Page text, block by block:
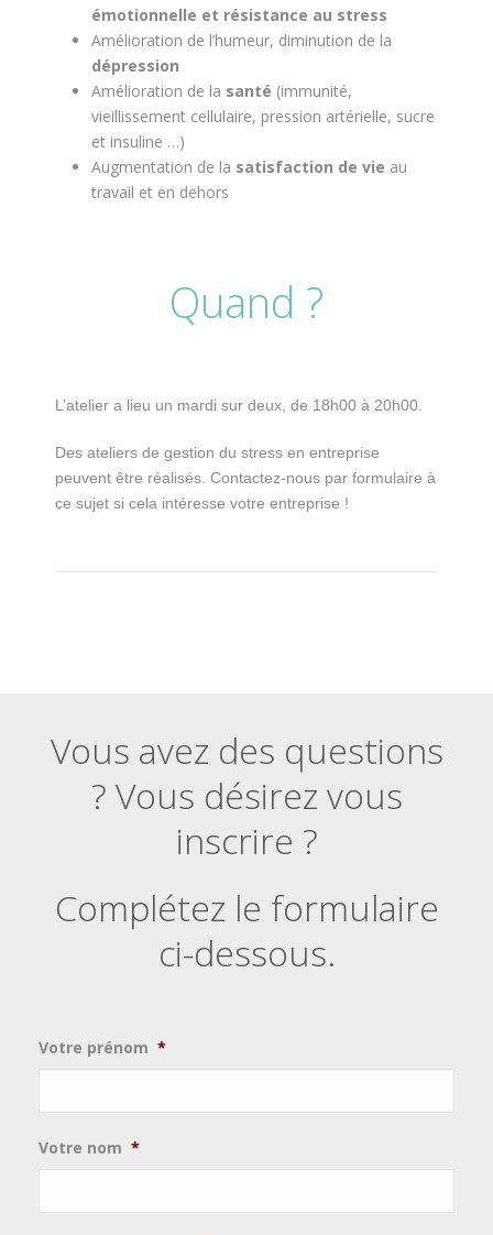
émotionnelle et résistance au stress
Amélioration de l’humeur, diminution de la
dépression
Amélioration de la santé (immunité,
vieillissement cellulaire, pression artérielle, sucre
et insuline …)
Augmentation de la satisfaction de vie au
travail et en dehors
Quand ?
L’atelier a lieu un mardi sur deux, de 18h00 à 20h00.
Des ateliers de gestion du stress en entreprise
peuvent être réalisés. Contactez-nous par formulaire à
ce sujet si cela intéresse votre entreprise !
Vous avez des questions
? Vous désirez vous
inscrire ?
Complétez le formulaire
ci-dessous.
Votre prénom *
Votre nom *